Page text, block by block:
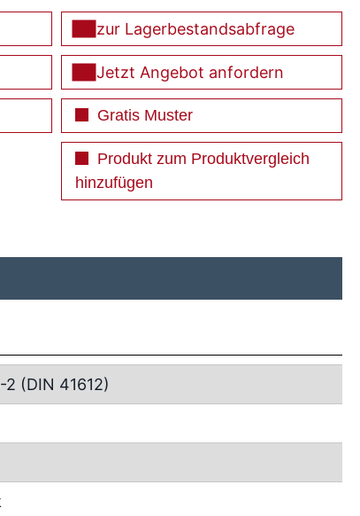
zur Lagerbestandsabfrage
Jetzt Angebot anfordern
Gratis Muster
Produkt zum Produktvergleich
hinzufügen
2 (DIN 41612)